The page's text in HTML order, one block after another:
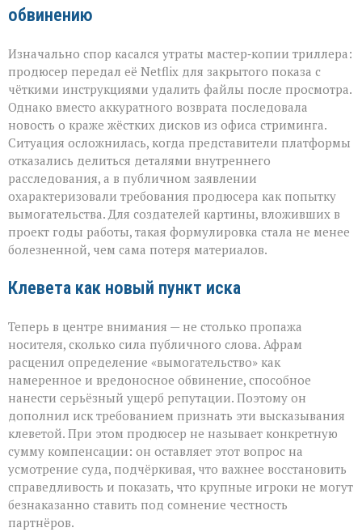
обвинению
Изначально спор касался утраты мастер‑копии триллера:
продюсер передал её Netflix для закрытого показа с
чёткими инструкциями удалить файлы после просмотра.
Однако вместо аккуратного возврата последовала
новость о краже жёстких дисков из офиса стриминга.
Ситуация осложнилась, когда представители платформы
отказались делиться деталями внутреннего
расследования, а в публичном заявлении
охарактеризовали требования продюсера как попытку
вымогательства. Для создателей картины, вложивших в
проект годы работы, такая формулировка стала не менее
болезненной, чем сама потеря материалов.
Клевета как новый пункт иска
Теперь в центре внимания — не столько пропажа
носителя, сколько сила публичного слова. Афрам
расценил определение «вымогательство» как
намеренное и вредоносное обвинение, способное
нанести серьёзный ущерб репутации. Поэтому он
дополнил иск требованием признать эти высказывания
клеветой. При этом продюсер не называет конкретную
сумму компенсации: он оставляет этот вопрос на
усмотрение суда, подчёркивая, что важнее восстановить
справедливость и показать, что крупные игроки не могут
безнаказанно ставить под сомнение честность
партнёров.